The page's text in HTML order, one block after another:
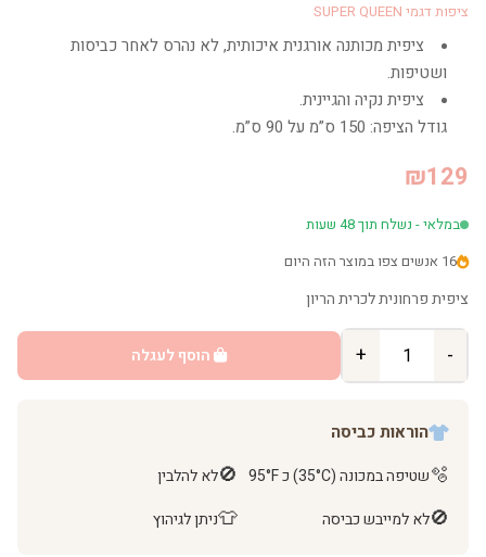
ציפות דגמי SUPER QUEEN
ציפית מכותנה אורגנית איכותית, לא נהרס לאחר כביסות
ושטיפות.
ציפית נקיה והגיינית.
גודל הציפה: 150 ס”מ על 90 ס”מ.
₪129
במלאי - נשלח תוך 48 שעות
16 אנשים צפו במוצר הזה היום
ציפית פרחונית לכרית הריון
-
+ הוסף לעגלה
הוראות כביסה
🫧שטיפה במכונה (35°C) כ 95°F 🚫לא להלבין
🚫לא למייבש כביסה 👕ניתן לגיהוץ